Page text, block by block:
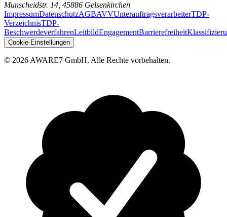
Munscheidstr. 14, 45886 Gelsenkirchen
ImpressumDatenschutzAGBAVVUnterauftragsverarbeiterTDP-
VerzeichnisTDP-
BeschwerdeverfahrenLeitbildEngagementBarrierefreiheit
Cookie-Einstellungen
© 2026 AWARE7 GmbH. Alle Rechte vorbehalten.